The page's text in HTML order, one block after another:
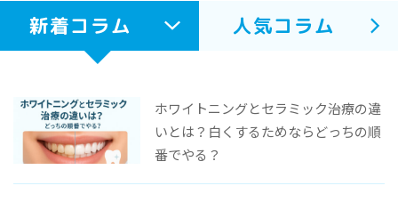
新着コラム 人気コラム
ホワイトニングとセラミック治療の違
いとは？白くするためならどっちの順
番でやる？